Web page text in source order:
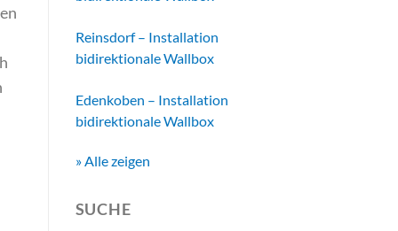
Reinsdorf – Installation
bidirektionale Wallbox
Edenkoben – Installation
bidirektionale Wallbox
» Alle zeigen
SUCHE